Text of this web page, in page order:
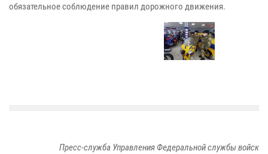
обязательное соблюдение правил дорожного движения.
Пресс-служба Управления Федеральной службы войск